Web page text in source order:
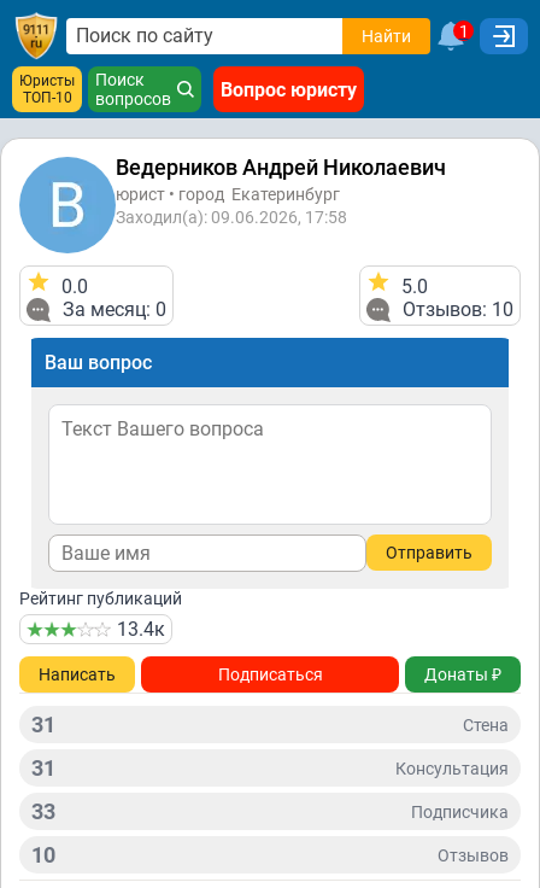
Найти 1
Юристы
ТОП-10
Поиск
вопросов
Вопрос юристу
Ведерников Андрей Николаевич
юрист • город Екатеринбург
Заходил(а): 09.06.2026, 17:58
0.0
За месяц: 0
5.0
Отзывов: 10
Ваш вопрос
Отправить
Рейтинг публикаций
13.4к
Написать Подписаться Донаты ₽
31 Стена
31 Консультация
33 Подписчикa
10 Отзывов